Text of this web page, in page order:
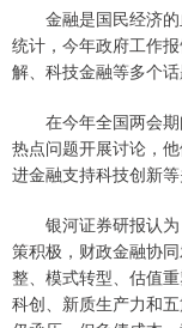
金融是国民经济的
统计，今年政府工作
解、科技金融等多个话
在今年全国两会期
热点问题开展讨论，
进金融支持科技创新
银河证券研报认为
策积极，财政金融协
整、模式转型、估值
科创、新质生产力和